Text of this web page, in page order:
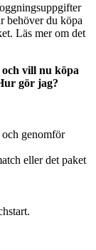
behöver du köpa
Läs mer om det
vill nu köpa
gör jag?
genomför
eller det paket